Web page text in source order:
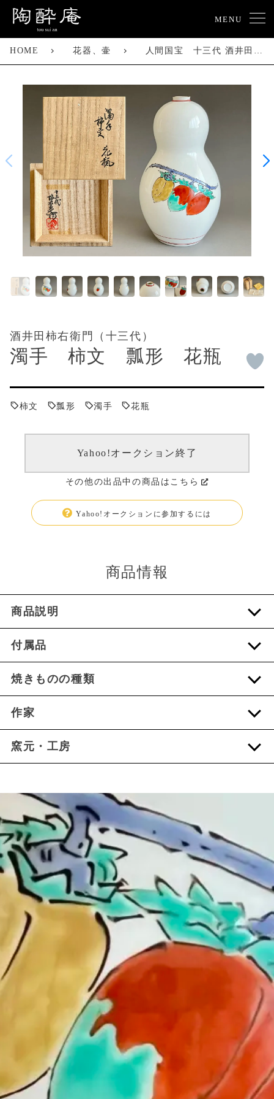
MENU
HOME 花器、壷 人間国宝 十三代 酒井田柿右衛門 濁手 柿文 花瓶 瓢形 花入 花器
酒井田柿右衛門（十三代）
濁手 柿文 瓢形 花瓶
柿文 瓢形 濁手 花瓶
Yahoo!オークション終了
その他の出品中の商品はこちら
Yahoo!オークションに参加するには
商品情報
商品説明
付属品
焼きものの種類
作家
窯元・工房